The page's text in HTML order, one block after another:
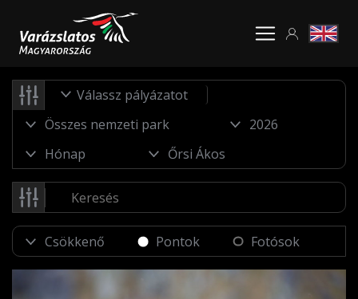
Válassz pályázatot
Pontok Fotósok